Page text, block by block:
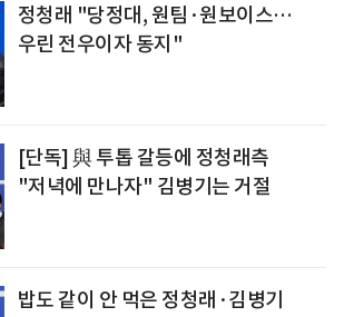
정청래 "당정대, 원팀·원보이스…
우린 전우이자 동지"
[단독] 與 투톱 갈등에 정청래측
"저녁에 만나자" 김병기는 거절
밥도 같이 안 먹은 정청래·김병기